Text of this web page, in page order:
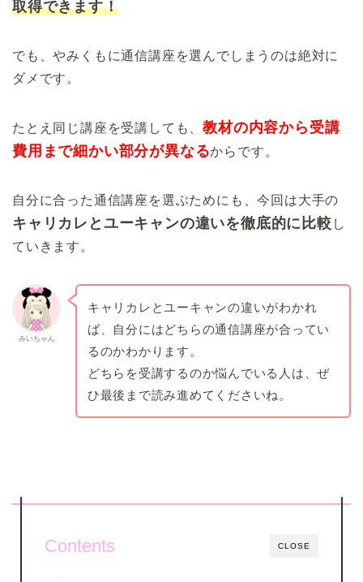
取得できます！
でも、やみくもに通信講座を選んでしまうのは絶対に
ダメです。
たとえ同じ講座を受講しても、教材の内容から受講
費用まで細かい部分が異なるからです。
自分に合った通信講座を選ぶためにも、今回は大手の
キャリカレとユーキャンの違いを徹底的に比較 し
ていきます。
みいちゃん
キャリカレとユーキャンの違いがわかれ
ば、自分にはどちらの通信講座が合ってい
るのかわかります。
どちらを受講するのか悩んでいる人は、ぜ
ひ最後まで読み進めてくださいね。
CLOSE
Contents